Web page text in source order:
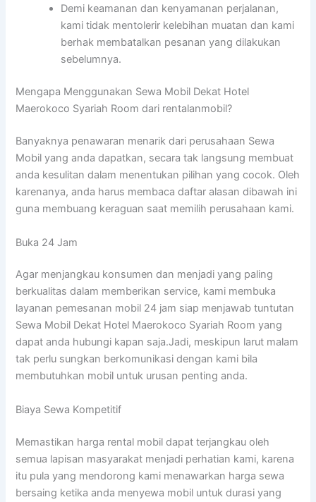
Demi keamanan dan kenyamanan perjalanan,
kami tidak mentolerir kelebihan muatan dan kami
berhak membatalkan pesanan yang dilakukan
sebelumnya.
Mengapa Menggunakan Sewa Mobil Dekat Hotel
Maerokoco Syariah Room dari rentalanmobil?
Banyaknya penawaran menarik dari perusahaan Sewa
Mobil yang anda dapatkan, secara tak langsung membuat
anda kesulitan dalam menentukan pilihan yang cocok. Oleh
karenanya, anda harus membaca daftar alasan dibawah ini
guna membuang keraguan saat memilih perusahaan kami.
Buka 24 Jam
Agar menjangkau konsumen dan menjadi yang paling
berkualitas dalam memberikan service, kami membuka
layanan pemesanan mobil 24 jam siap menjawab tuntutan
Sewa Mobil Dekat Hotel Maerokoco Syariah Room yang
dapat anda hubungi kapan saja.Jadi, meskipun larut malam
tak perlu sungkan berkomunikasi dengan kami bila
membutuhkan mobil untuk urusan penting anda.
Biaya Sewa Kompetitif
Memastikan harga rental mobil dapat terjangkau oleh
semua lapisan masyarakat menjadi perhatian kami, karena
itu pula yang mendorong kami menawarkan harga sewa
bersaing ketika anda menyewa mobil untuk durasi yang